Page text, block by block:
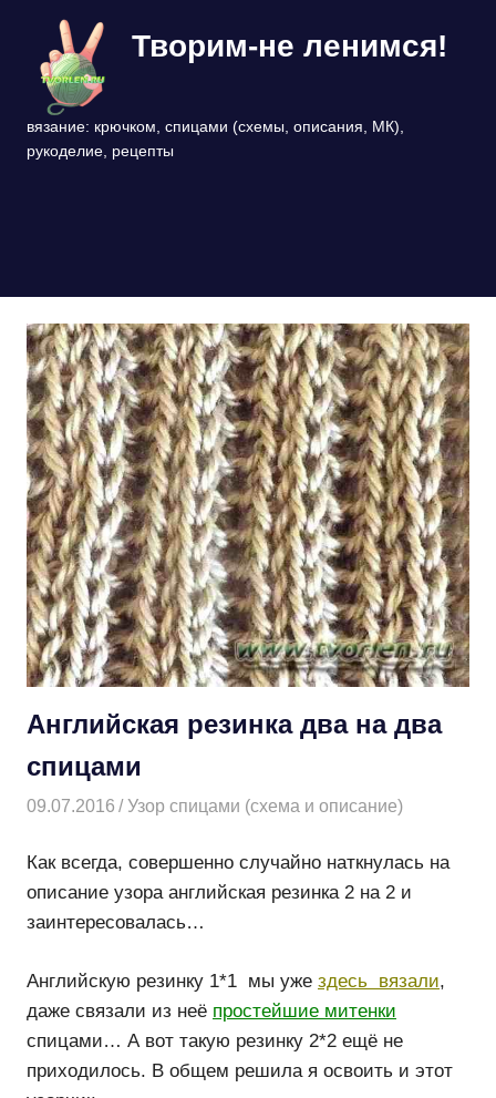
содержимому
Творим-не ленимся!
вязание: крючком, спицами (схемы, описания, МК),
рукоделие, рецепты
Английская резинка два на два
спицами
09.07.2016 Творогова Елена
Узор спицами (схема и описание)
Как всегда, совершенно случайно наткнулась на
описание узора английская резинка 2 на 2 и
заинтересовалась…
Английскую резинку 1*1 мы уже здесь вязали,
даже связали из неё простейшие митенки
спицами… А вот такую резинку 2*2 ещё не
приходилось. В общем решила я освоить и этот